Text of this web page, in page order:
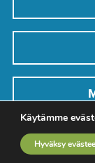
Käytämme
Hyväksy